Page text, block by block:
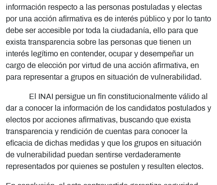
información respecto a las personas postuladas y electas
por una acción afirmativa es de interés público y por lo tanto
debe ser accesible por toda la ciudadanía, ello para que
exista transparencia sobre las personas que tienen un
interés legítimo en contender, ocupar y desempeñar un
cargo de elección por virtud de una acción afirmativa, en
para representar a grupos en situación de vulnerabilidad.
El INAI persigue un fin constitucionalmente válido al
dar a conocer la información de los candidatos postulados y
electos por acciones afirmativas, buscando que exista
transparencia y rendición de cuentas para conocer la
eficacia de dichas medidas y que los grupos en situación
de vulnerabilidad puedan sentirse verdaderamente
representados por quienes se postulen y resulten electos.